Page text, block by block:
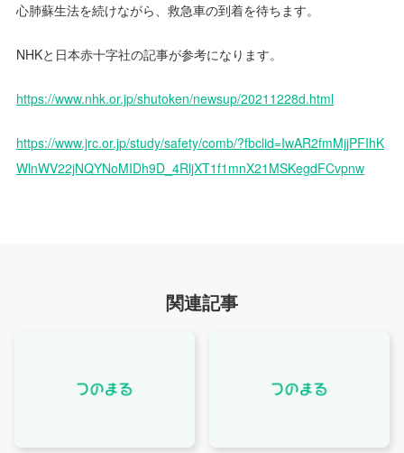
心肺蘇生法を続けながら、救急車の到着を待ちます。
NHKと日本赤十字社の記事が参考になります。
https://www.nhk.or.jp/shutoken/newsup/20211228d.html
https://www.jrc.or.jp/study/safety/comb/?fbclid=IwAR2fmMjjPFIhK
WlnWV22jNQYNoMIDh9D_4RljXT1f1mnX21MSKegdFCvpnw
関連記事